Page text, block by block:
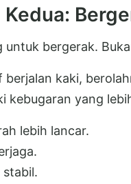
Kedua:
untuk bergerak.
berjalan kaki,
kebugaran yang
lebih lancar.
stabil.